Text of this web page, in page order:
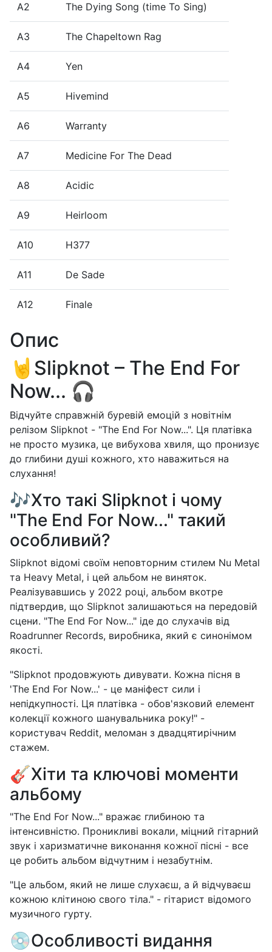
A2 The Dying Song (time To Sing)
A3 The Chapeltown Rag
A4 Yen
A5 Hivemind
A6 Warranty
A7 Medicine For The Dead
A8 Acidic
A9 Heirloom
A10 H377
A11 De Sade
A12 Finale
Опис
🤘Slipknot – The End For
Now... 🎧
Відчуйте справжній буревій емоцій з новітнім
релізом Slipknot - "The End For Now...". Ця платівка
не просто музика, це вибухова хвиля, що пронизує
до глибини душі кожного, хто наважиться на
слухання!
🎶Хто такі Slipknot і чому
"The End For Now..." такий
особливий?
Slipknot відомі своїм неповторним стилем Nu Metal
та Heavy Metal, і цей альбом не виняток.
Реалізувавшись у 2022 році, альбом вкотре
підтвердив, що Slipknot залишаються на передовій
сцени. "The End For Now..." іде до слухачів від
Roadrunner Records, виробника, який є синонімом
якості.
"Slipknot продовжують дивувати. Кожна пісня в
'The End For Now...' - це маніфест сили і
непідкупності. Ця платівка - обов'язковий елемент
колекції кожного шанувальника року!" -
користувач Reddit, меломан з двадцятирічним
стажем.
🎸Хіти та ключові моменти
альбому
"The End For Now..." вражає глибиною та
інтенсивністю. Проникливі вокали, міцний гітарний
звук і харизматичне виконання кожної пісні - все
це робить альбом відчутним і незабутнім.
"Це альбом, який не лише слухаєш, а й відчуваєш
кожною клітиною свого тіла." - гітарист відомого
музичного гурту.
💿Особливості видання